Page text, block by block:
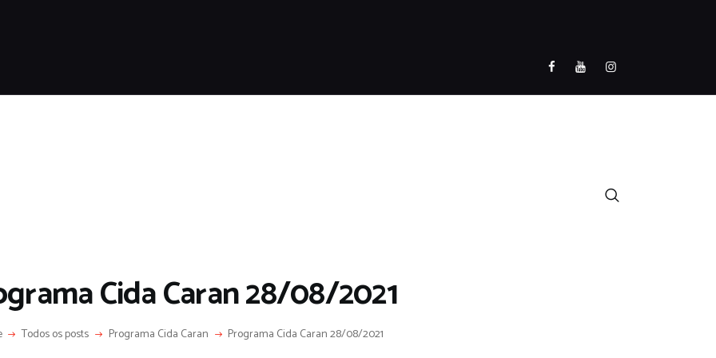
Cida Caran 28/08/2021
Todos os posts Programa Cida Caran Programa Cida Caran 28/08/2021